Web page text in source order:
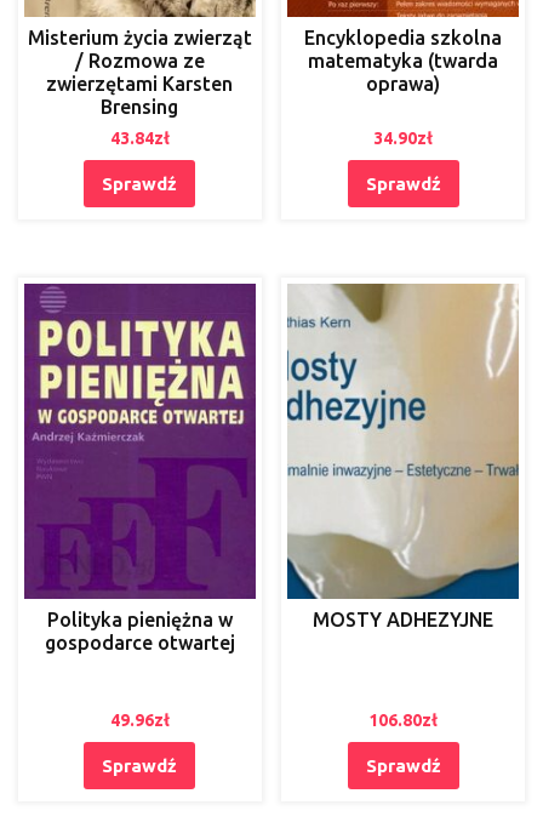
Misterium życia zwierząt
/ Rozmowa ze
zwierzętami Karsten
Brensing
43.84zł
Sprawdź
Encyklopedia szkolna
matematyka (twarda
oprawa)
34.90zł
Sprawdź
Polityka pieniężna w
gospodarce otwartej
49.96zł
Sprawdź
MOSTY ADHEZYJNE
106.80zł
Sprawdź